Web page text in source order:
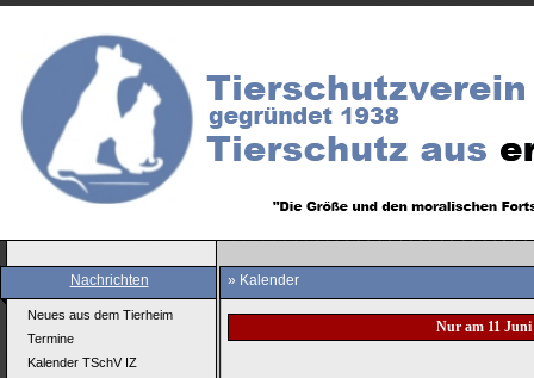
Nachrichten
Neues aus dem Tierheim
Termine
Kalender TSchV IZ
» Kalender
Nur am 11 Juni